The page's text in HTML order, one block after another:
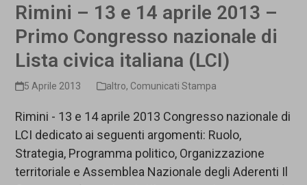
Rimini – 13 e 14 aprile 2013 –
Primo Congresso nazionale di
Lista civica italiana (LCI)
5 Aprile 2013 altro, Comunicati Stampa
Rimini - 13 e 14 aprile 2013 Congresso nazionale di
LCI dedicato ai seguenti argomenti: Ruolo,
Strategia, Programma politico, Organizzazione
territoriale e Assemblea Nazionale degli Aderenti Il